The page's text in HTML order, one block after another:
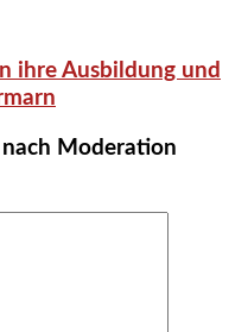
ihre Ausbildung und
nach Moderation